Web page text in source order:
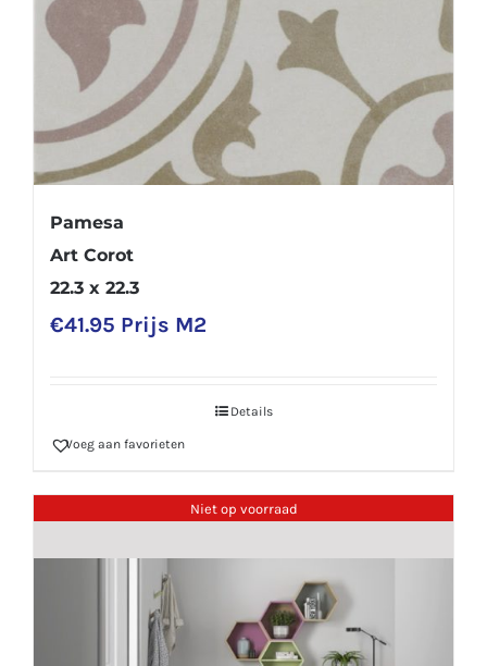
Pamesa
Art Corot
22.3 x 22.3
€41.95 Prijs M2
Details
Voeg aan favorieten
Niet op voorraad